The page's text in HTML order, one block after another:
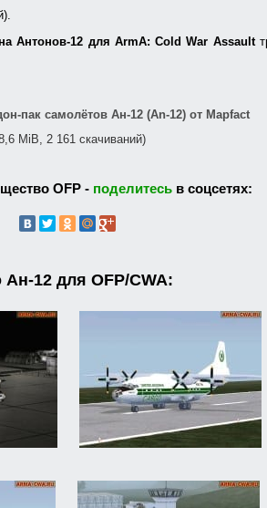
Антонов-12 для ArmA: Cold War Assault
пак самолётов Ан-12 (An-12) от Mapfact
MiB, 2 161 скачиваний)
OFP - поделитесь в соцсетях:
12 для OFP/CWA: